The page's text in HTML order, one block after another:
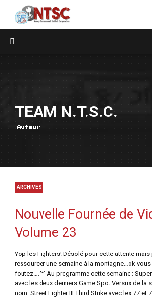
TEAM N.T.S.C.
Auteur
ARCHIVES
Nouvelle Fournée de
Volume 23
Yop les Fighters! Désolé pour cette attente mais
ressourcer une semaine à la montagne…ok vous
foutez….^^’ Au programme cette semaine :
avec les deux derniers Game Spot Versus de la
nom. Street Fighter III Third Strike avec les 77 et